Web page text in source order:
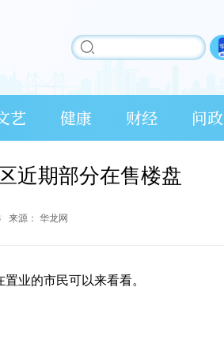
艺 健康 财经 问政
近期部分在售楼盘
来源： 华龙网
业的市民可以来看看。